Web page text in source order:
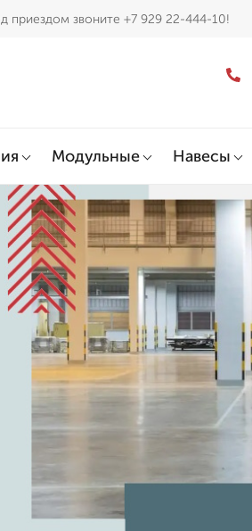
приездом звоните +7 929 22-444-10!
Модульные Навесы